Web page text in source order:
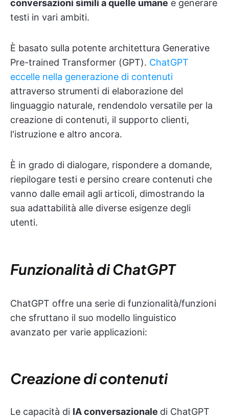
conversazioni simili a quelle umane e generare
testi in vari ambiti.
È basato sulla potente architettura Generative
Pre-trained Transformer (GPT). ChatGPT
eccelle nella generazione di contenuti
attraverso strumenti di elaborazione del
linguaggio naturale, rendendolo versatile per la
creazione di contenuti, il supporto clienti,
l'istruzione e altro ancora.
È in grado di dialogare, rispondere a domande,
riepilogare testi e persino creare contenuti che
vanno dalle email agli articoli, dimostrando la
sua adattabilità alle diverse esigenze degli
utenti.
Funzionalità di ChatGPT
ChatGPT offre una serie di funzionalità/funzioni
che sfruttano il suo modello linguistico
avanzato per varie applicazioni:
Creazione di contenuti
Le capacità di IA conversazionale di ChatGPT